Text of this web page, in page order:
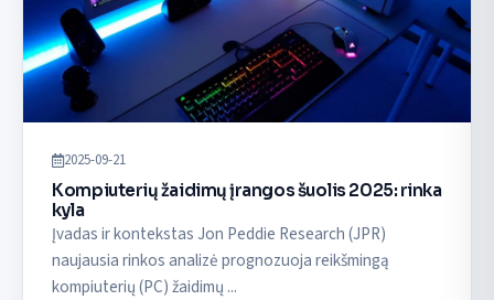
2025-09-21
Kompiuterių žaidimų įrangos šuolis 2025: rinka
kyla
Įvadas ir kontekstas Jon Peddie Research (JPR)
naujausia rinkos analizė prognozuoja reikšmingą
kompiuterių (PC) žaidimų ...